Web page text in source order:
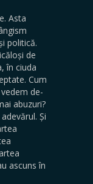
Asta
politică.
de
în ciuda
Cum
de-
abuzuri?
Și
ascuns în